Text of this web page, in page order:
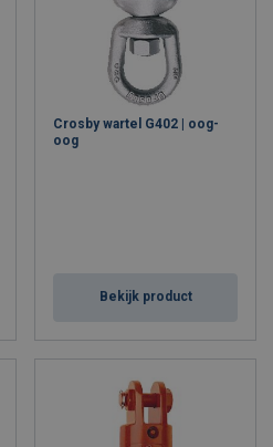
levert het bedrijf een breed
klantspecifieke oplossingen
Altijd met
hoogste industriestandaarden
Crosby wartel G402 | oog-
oog
Bekijk product